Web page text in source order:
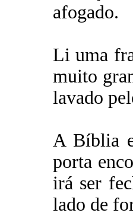
afogado.
Li uma
muito
lavado
A Bíblia
porta
irá ser
lado de